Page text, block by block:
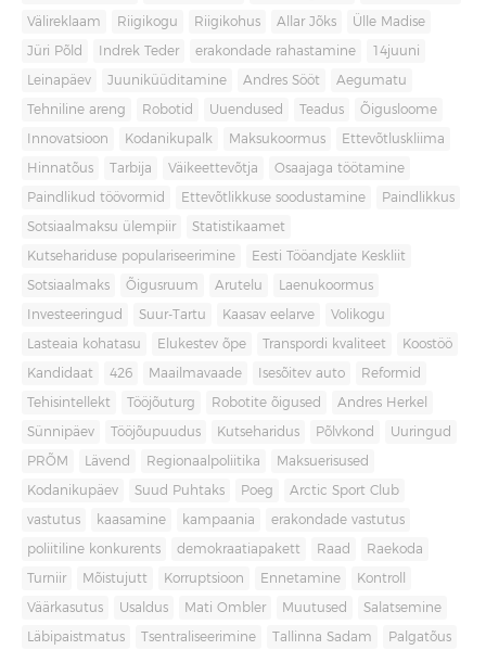
Välireklaam Riigikogu Riigikohus Allar Jõks Ülle Madise
Jüri Põld Indrek Teder erakondade rahastamine 14juuni
Leinapäev Juuniküüditamine Andres Sööt Aegumatu
Tehniline areng Robotid Uuendused Teadus Õigusloome
Innovatsioon Kodanikupalk Maksukoormus Ettevõtluskliima
Hinnatõus Tarbija Väikeettevõtja Osaajaga töötamine
Paindlikud töövormid Ettevõtlikkuse soodustamine Paindlikkus
Sotsiaalmaksu ülempiir Statistikaamet
Kutsehariduse populariseerimine Eesti Tööandjate Keskliit
Sotsiaalmaks Õigusruum Arutelu Laenukoormus
Investeeringud Suur-Tartu Kaasav eelarve Volikogu
Lasteaia kohatasu Elukestev õpe Transpordi kvaliteet Koostöö
Kandidaat 426 Maailmavaade Isesõitev auto Reformid
Tehisintellekt Tööjõuturg Robotite õigused Andres Herkel
Sünnipäev Tööjõupuudus Kutseharidus Põlvkond Uuringud
PRÕM Lävend Regionaalpoliitika Maksuerisused
Kodanikupäev Suud Puhtaks Poeg Arctic Sport Club
vastutus kaasamine kampaania erakondade vastutus
poliitiline konkurents demokraatiapakett Raad Raekoda
Turniir Mõistujutt Korruptsioon Ennetamine Kontroll
Väärkasutus Usaldus Mati Ombler Muutused Salatsemine
Läbipaistmatus Tsentraliseerimine Tallinna Sadam Palgatõus